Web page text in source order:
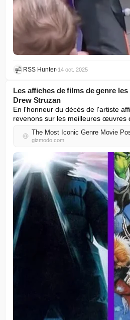
RSS Hunter•14 oct. 2025
Les affiches de films de genre
Drew Struzan
En l'honneur du décès de l'artiste
revenons sur les meilleures œuvres
The Most Iconic Genre Movie
gizmodo.com